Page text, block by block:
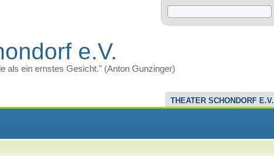
e.V.
als ein ernstes Gesicht." (Anton Gunzinger)
THEATER SCHONDORF E.V.